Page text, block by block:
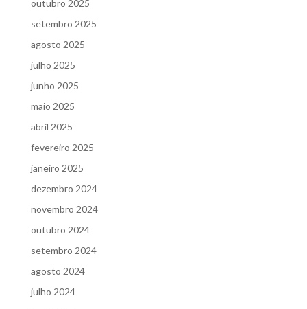
outubro 2025
setembro 2025
agosto 2025
julho 2025
junho 2025
maio 2025
abril 2025
fevereiro 2025
janeiro 2025
dezembro 2024
novembro 2024
outubro 2024
setembro 2024
agosto 2024
julho 2024